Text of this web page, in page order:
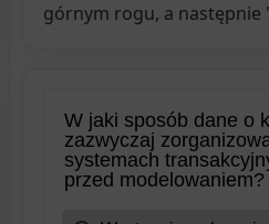
górnym rogu, a następnie